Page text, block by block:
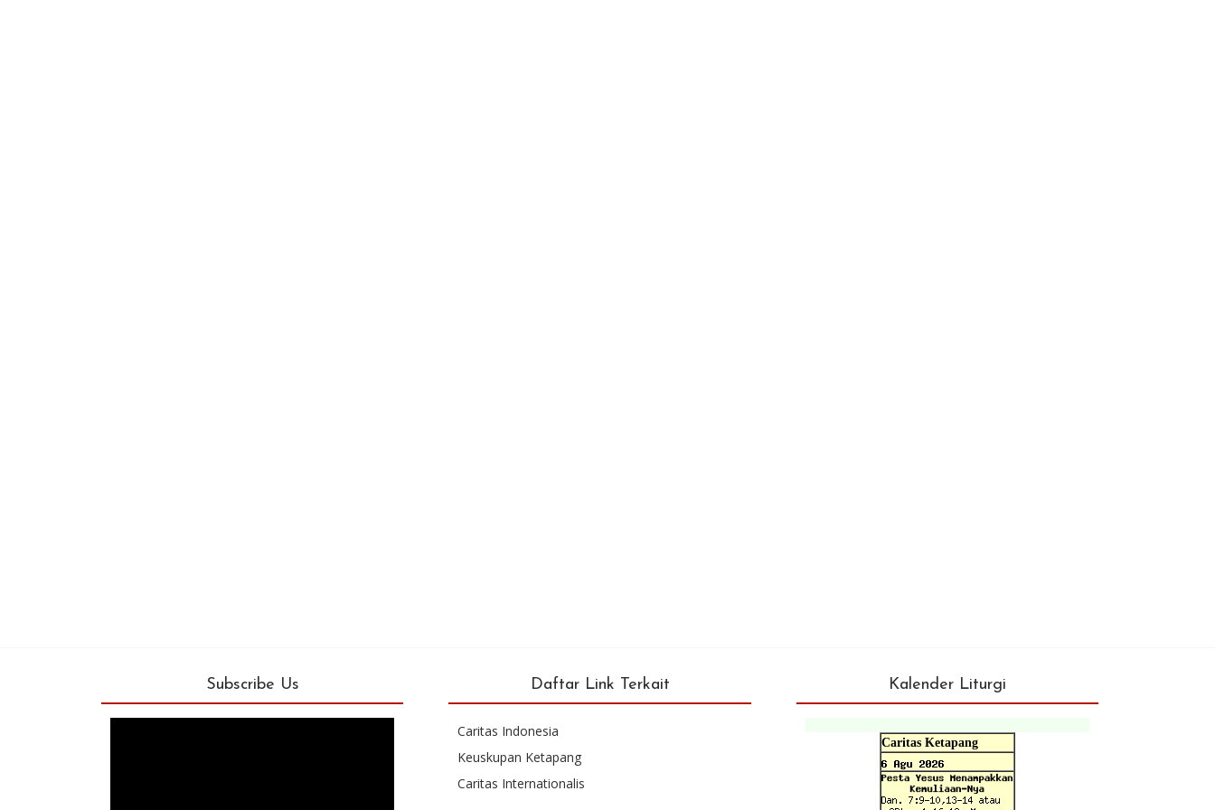
Subscribe Us Daftar Link Terkait
Caritas Indonesia
Keuskupan Ketapang
Caritas Internationalis
Kalender Liturgi
Caritas Ketapang